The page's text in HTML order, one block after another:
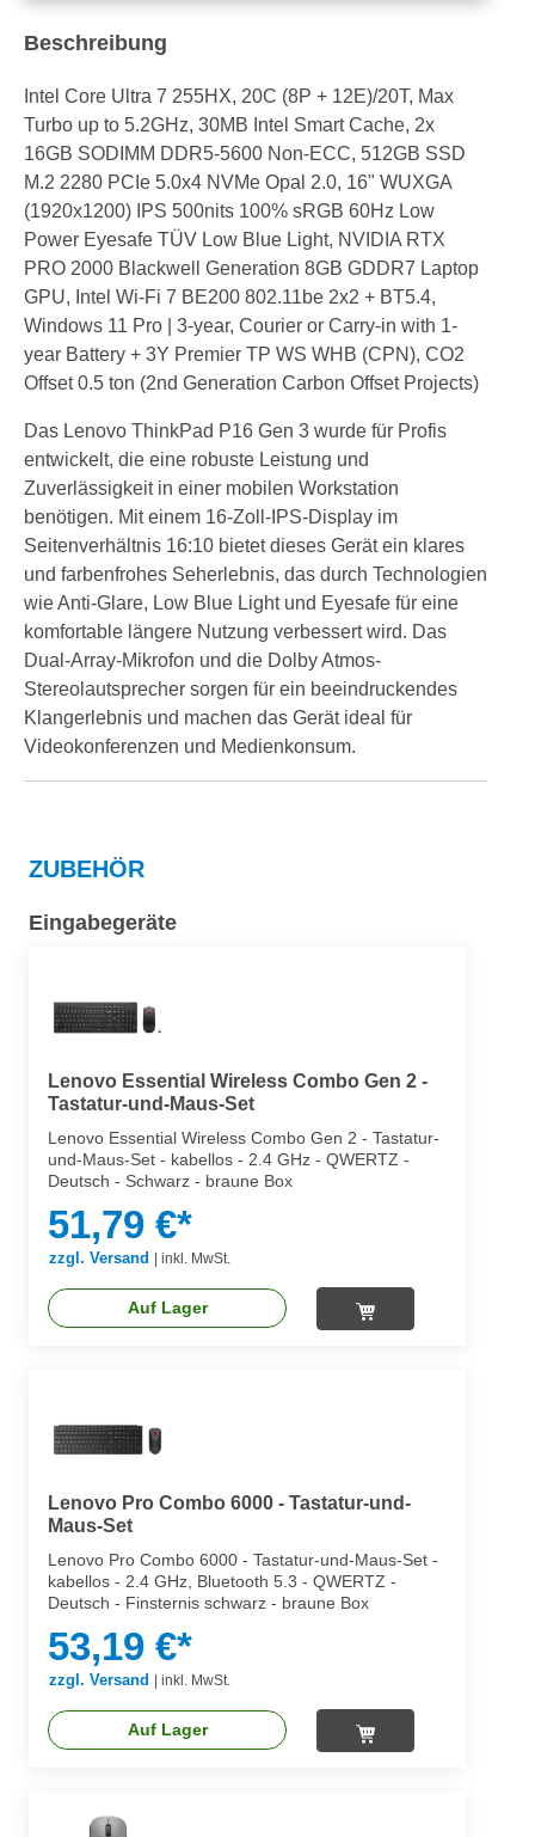
Beschreibung
Intel Core Ultra 7 255HX, 20C (8P + 12E)/20T, Max
Turbo up to 5.2GHz, 30MB Intel Smart Cache, 2x
16GB SODIMM DDR5-5600 Non-ECC, 512GB SSD
M.2 2280 PCIe 5.0x4 NVMe Opal 2.0, 16" WUXGA
(1920x1200) IPS 500nits 100% sRGB 60Hz Low
Power Eyesafe TÜV Low Blue Light, NVIDIA RTX
PRO 2000 Blackwell Generation 8GB GDDR7 Laptop
GPU, Intel Wi-Fi 7 BE200 802.11be 2x2 + BT5.4,
Windows 11 Pro | 3-year, Courier or Carry-in with 1-
year Battery + 3Y Premier TP WS WHB (CPN), CO2
Offset 0.5 ton (2nd Generation Carbon Offset Projects)
Das Lenovo ThinkPad P16 Gen 3 wurde für Profis
entwickelt, die eine robuste Leistung und
Zuverlässigkeit in einer mobilen Workstation
benötigen. Mit einem 16-Zoll-IPS-Display im
Seitenverhältnis 16:10 bietet dieses Gerät ein klares
und farbenfrohes Seherlebnis, das durch Technologien
wie Anti-Glare, Low Blue Light und Eyesafe für eine
komfortable längere Nutzung verbessert wird. Das
Dual-Array-Mikrofon und die Dolby Atmos-
Stereolautsprecher sorgen für ein beeindruckendes
Klangerlebnis und machen das Gerät ideal für
Videokonferenzen und Medienkonsum.
ZUBEHÖR
Eingabegeräte
Lenovo Essential Wireless Combo Gen 2 -
Tastatur-und-Maus-Set
Lenovo Essential Wireless Combo Gen 2 - Tastatur-
und-Maus-Set - kabellos - 2.4 GHz - QWERTZ -
Deutsch - Schwarz - braune Box
51,79 €*
zzgl. Versand | inkl. MwSt.
Auf Lager
Lenovo Pro Combo 6000 - Tastatur-und-
Maus-Set
Lenovo Pro Combo 6000 - Tastatur-und-Maus-Set -
kabellos - 2.4 GHz, Bluetooth 5.3 - QWERTZ -
Deutsch - Finsternis schwarz - braune Box
53,19 €*
zzgl. Versand inkl. MwSt.
Auf Lager